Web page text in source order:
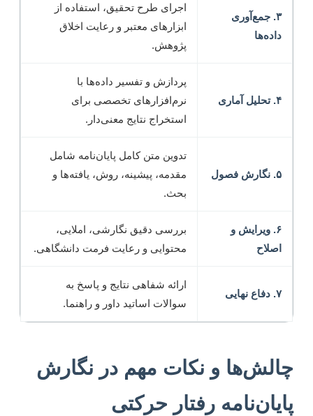
۳. جمع‌آوری
داده‌ها
اجرای طرح تحقیق، استفاده از
ابزارهای معتبر و رعایت اخلاق
پژوهش.
۴. تحلیل آماری
پردازش و تفسیر داده‌ها با
نرم‌افزارهای تخصصی برای
استخراج نتایج معنی‌دار.
۵. نگارش فصول
تدوین متن کامل پایان‌نامه شامل
مقدمه، پیشینه، روش، یافته‌ها و
بحث.
۶. ویرایش و
اصلاح
بررسی دقیق نگارشی، املایی،
محتوایی و رعایت فرمت دانشگاهی.
۷. دفاع نهایی
ارائه شفاهی نتایج و پاسخ به
سوالات اساتید داور و راهنما.
چالش‌ها و نکات مهم در نگارش
پایان‌نامه رفتار حرکتی